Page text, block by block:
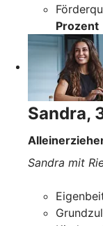
Prozent
Sandra,
Sandra mit